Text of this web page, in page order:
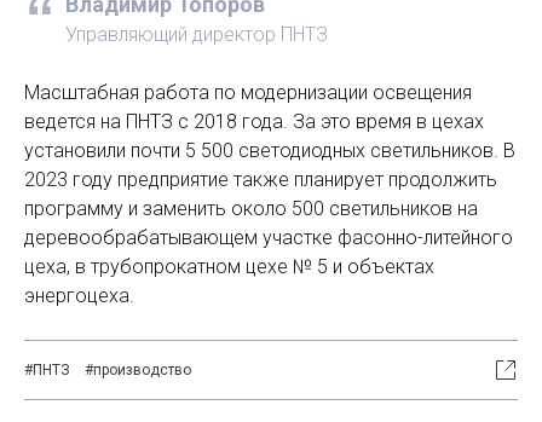
Управляющий директор ПНТЗ
Масштабная работа по модернизации освещения
ведется на ПНТЗ с 2018 года. За это время в цехах
установили почти 5 500 светодиодных светильников. В
2023 году предприятие также планирует продолжить
программу и заменить около 500 светильников на
деревообрабатывающем участке фасонно-литейного
цеха, в трубопрокатном цехе № 5 и объектах
энергоцеха.
#ПНТЗ #производство